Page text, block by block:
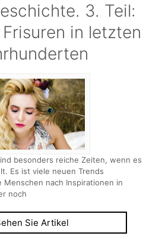
3. Teil:
in letzten
besonders reiche Zeiten, wenn es
Es ist viele neuen Trends
nach Inspirationen in
noch
Sie Artikel